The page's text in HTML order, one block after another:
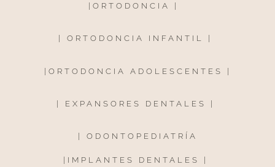
| ORTODONCIA |
ORTODONCIA INFANTIL
| ORTODONCIA ADOLESCENTES |
EXPANSORES DENTALES
ODONTOPEDIATRÍA
IMPLANTES DENTALES